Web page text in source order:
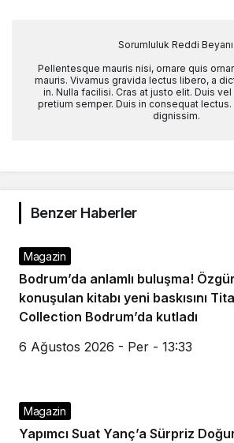
Sorumluluk Reddi Beyanı:
Pellentesque mauris nisi, ornare quis
mauris. Vivamus gravida lectus libero, a
in. Nulla facilisi. Cras at justo elit. Duis
pretium semper. Duis in consequat
dignissim.
Benzer Haberler
Magazin
Bodrum’da anlamlı buluşma!
konuşulan kitabı yeni baskısını
Collection Bodrum’da kutladı
6 Ağustos 2026 - Per - 13:33
Magazin
Yapımcı Suat Yanç’a Sürpriz